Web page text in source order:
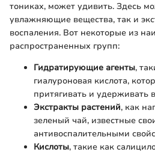
тониках, может удивить. Здесь
увлажняющие вещества, так и
воспаления. Вот некоторые из
распространенных групп:
Гидратирующие агенты,
гиалуроновая кислота,
притягивать и удерживать
Экстракты растений, как
зеленый чай, известные
антивоспалительными
Кислоты, такие как